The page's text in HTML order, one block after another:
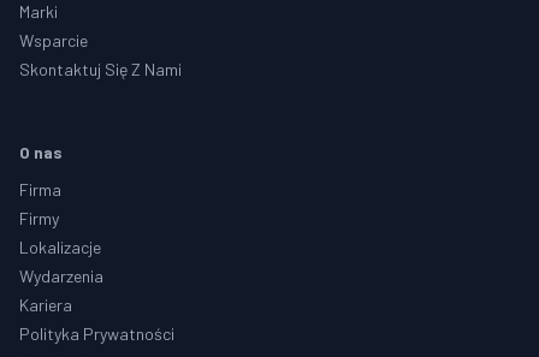
Marki
Wsparcie
Skontaktuj Się Z Nami
O nas
Firma
Firmy
Lokalizacje
Wydarzenia
Kariera
Polityka Prywatności